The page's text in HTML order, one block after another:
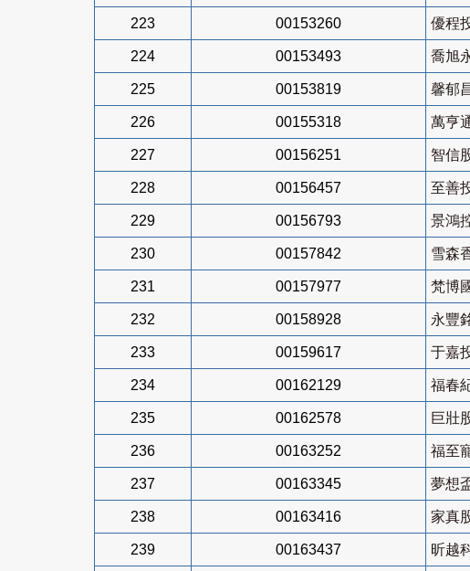
223 00153260 優程
224 00153493 喬旭
225 00153819 馨郁
226 00155318 萬亨
227 00156251 智信
228 00156457 至善
229 00156793 景鴻
230 00157842 雪森
231 00157977 梵博
232 00158928 永豐
233 00159617 于嘉
234 00162129 福春
235 00162578 巨壯
236 00163252 福至
237 00163345 夢想
238 00163416 家真
239 00163437 昕越